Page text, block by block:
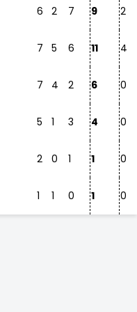
6 2 7 9 2
7 5 6 11 4
7 4 2 6 0
5 1 3 4 0
2 0 1 1 0
1 1 0 1 0